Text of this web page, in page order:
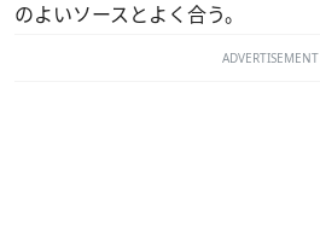
のよいソースとよく合う。
ADVERTISEMENT